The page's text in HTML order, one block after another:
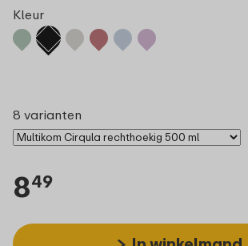
Kleur
8 varianten
849